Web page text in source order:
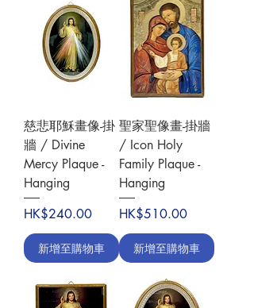
慈悲耶穌畫像-掛
牆 / Divine
Mercy Plaque -
Hanging
價格
HK$240.00
新增至購物車
聖家聖像畫-掛牆
/ Icon Holy
Family Plaque -
Hanging
價格
HK$510.00
新增至購物車